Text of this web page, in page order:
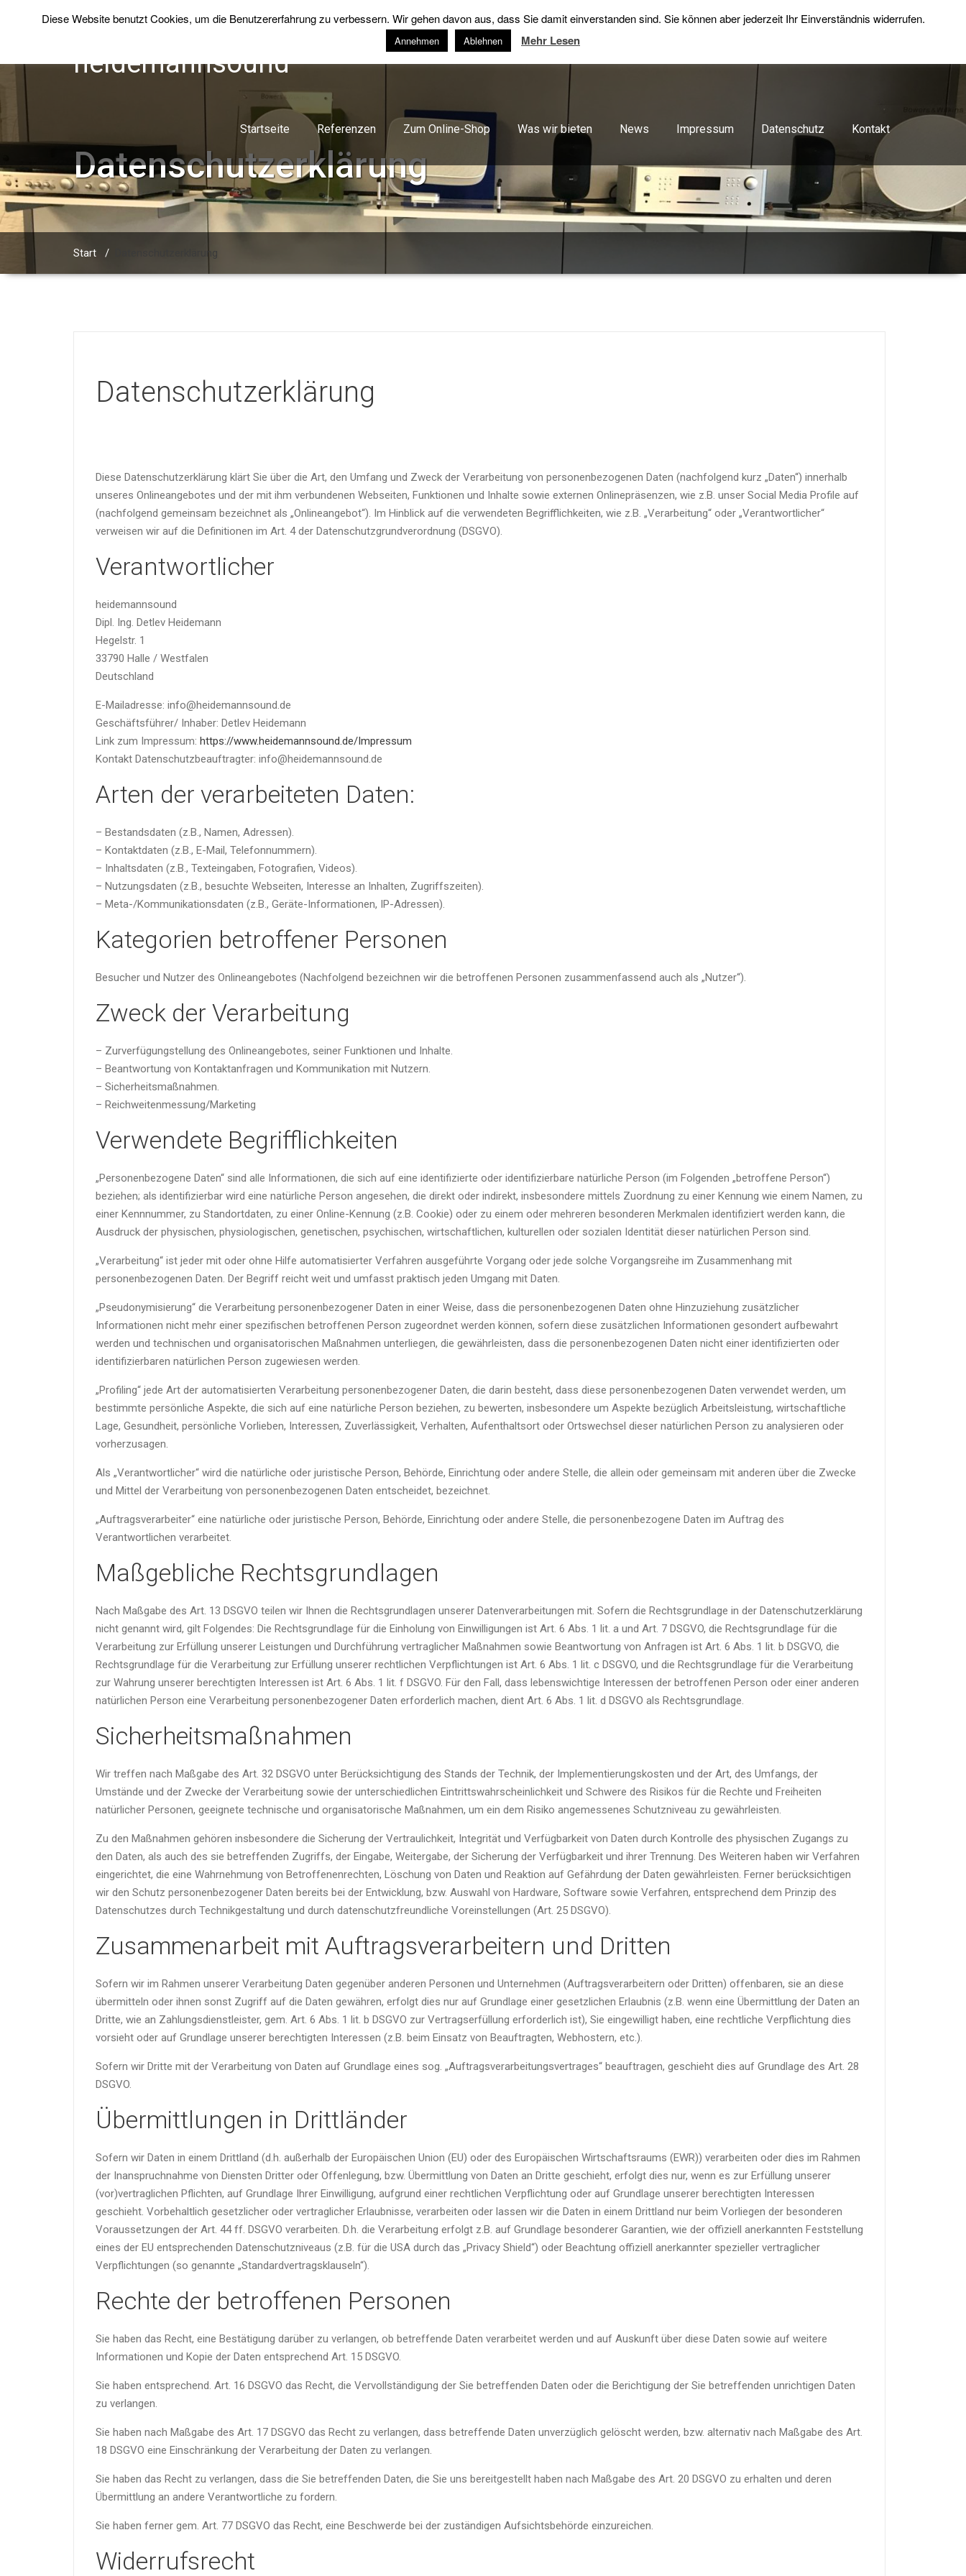
++49 (0)5201-3241 info@heidemannsound.de
heidemannsound
Startseite Referenzen Zum Online-Shop Was wir bieten News Impressum Datenschutz Kontakt
Datenschutzerklärung
Start / Datenschutzerklärung
Datenschutzerklärung
Diese Datenschutzerklärung klärt Sie über die Art, den Umfang und Zweck der Verarbeitung von personenbezogenen Daten (nachfolgend kurz „Daten“) innerhalb
unseres Onlineangebotes und der mit ihm verbundenen Webseiten, Funktionen und Inhalte sowie externen Onlinepräsenzen, wie z.B. unser Social Media Profile auf
(nachfolgend gemeinsam bezeichnet als „Onlineangebot“). Im Hinblick auf die verwendeten Begrifflichkeiten, wie z.B. „Verarbeitung“ oder „Verantwortlicher“
verweisen wir auf die Definitionen im Art. 4 der Datenschutzgrundverordnung (DSGVO).
Verantwortlicher
heidemannsound
Dipl. Ing. Detlev Heidemann
Hegelstr. 1
33790 Halle / Westfalen
Deutschland
E-Mailadresse: info@heidemannsound.de
Geschäftsführer/ Inhaber: Detlev Heidemann
Link zum Impressum: https://www.heidemannsound.de/Impressum
Kontakt Datenschutzbeauftragter: info@heidemannsound.de
Arten der verarbeiteten Daten:
– Bestandsdaten (z.B., Namen, Adressen).
– Kontaktdaten (z.B., E-Mail, Telefonnummern).
– Inhaltsdaten (z.B., Texteingaben, Fotografien, Videos).
– Nutzungsdaten (z.B., besuchte Webseiten, Interesse an Inhalten, Zugriffszeiten).
– Meta-/Kommunikationsdaten (z.B., Geräte-Informationen, IP-Adressen).
Kategorien betroffener Personen
Besucher und Nutzer des Onlineangebotes (Nachfolgend bezeichnen wir die betroffenen Personen zusammenfassend auch als „Nutzer“).
Zweck der Verarbeitung
– Zurverfügungstellung des Onlineangebotes, seiner Funktionen und Inhalte.
– Beantwortung von Kontaktanfragen und Kommunikation mit Nutzern.
– Sicherheitsmaßnahmen.
– Reichweitenmessung/Marketing
Verwendete Begrifflichkeiten
„Personenbezogene Daten“ sind alle Informationen, die sich auf eine identifizierte oder identifizierbare natürliche Person (im Folgenden „betroffene Person“)
beziehen; als identifizierbar wird eine natürliche Person angesehen, die direkt oder indirekt, insbesondere mittels Zuordnung zu einer Kennung wie einem Namen, zu
einer Kennnummer, zu Standortdaten, zu einer Online-Kennung (z.B. Cookie) oder zu einem oder mehreren besonderen Merkmalen identifiziert werden kann, die
Ausdruck der physischen, physiologischen, genetischen, psychischen, wirtschaftlichen, kulturellen oder sozialen Identität dieser natürlichen Person sind.
„Verarbeitung“ ist jeder mit oder ohne Hilfe automatisierter Verfahren ausgeführte Vorgang oder jede solche Vorgangsreihe im Zusammenhang mit
personenbezogenen Daten. Der Begriff reicht weit und umfasst praktisch jeden Umgang mit Daten.
„Pseudonymisierung“ die Verarbeitung personenbezogener Daten in einer Weise, dass die personenbezogenen Daten ohne Hinzuziehung zusätzlicher
Informationen nicht mehr einer spezifischen betroffenen Person zugeordnet werden können, sofern diese zusätzlichen Informationen gesondert aufbewahrt
werden und technischen und organisatorischen Maßnahmen unterliegen, die gewährleisten, dass die personenbezogenen Daten nicht einer identifizierten oder
identifizierbaren natürlichen Person zugewiesen werden.
„Profiling“ jede Art der automatisierten Verarbeitung personenbezogener Daten, die darin besteht, dass diese personenbezogenen Daten verwendet werden, um
bestimmte persönliche Aspekte, die sich auf eine natürliche Person beziehen, zu bewerten, insbesondere um Aspekte bezüglich Arbeitsleistung, wirtschaftliche
Lage, Gesundheit, persönliche Vorlieben, Interessen, Zuverlässigkeit, Verhalten, Aufenthaltsort oder Ortswechsel dieser natürlichen Person zu analysieren oder
vorherzusagen.
Als „Verantwortlicher“ wird die natürliche oder juristische Person, Behörde, Einrichtung oder andere Stelle, die allein oder gemeinsam mit anderen über die Zwecke
und Mittel der Verarbeitung von personenbezogenen Daten entscheidet, bezeichnet.
„Auftragsverarbeiter“ eine natürliche oder juristische Person, Behörde, Einrichtung oder andere Stelle, die personenbezogene Daten im Auftrag des
Verantwortlichen verarbeitet.
Maßgebliche Rechtsgrundlagen
Nach Maßgabe des Art. 13 DSGVO teilen wir Ihnen die Rechtsgrundlagen unserer Datenverarbeitungen mit. Sofern die Rechtsgrundlage in der Datenschutzerklärung
nicht genannt wird, gilt Folgendes: Die Rechtsgrundlage für die Einholung von Einwilligungen ist Art. 6 Abs. 1 lit. a und Art. 7 DSGVO, die Rechtsgrundlage für die
Verarbeitung zur Erfüllung unserer Leistungen und Durchführung vertraglicher Maßnahmen sowie Beantwortung von Anfragen ist Art. 6 Abs. 1 lit. b DSGVO, die
Rechtsgrundlage für die Verarbeitung zur Erfüllung unserer rechtlichen Verpflichtungen ist Art. 6 Abs. 1 lit. c DSGVO, und die Rechtsgrundlage für die Verarbeitung
zur Wahrung unserer berechtigten Interessen ist Art. 6 Abs. 1 lit. f DSGVO. Für den Fall, dass lebenswichtige Interessen der betroffenen Person oder einer anderen
natürlichen Person eine Verarbeitung personenbezogener Daten erforderlich machen, dient Art. 6 Abs. 1 lit. d DSGVO als Rechtsgrundlage.
Sicherheitsmaßnahmen
Wir treffen nach Maßgabe des Art. 32 DSGVO unter Berücksichtigung des Stands der Technik, der Implementierungskosten und der Art, des Umfangs, der
Umstände und der Zwecke der Verarbeitung sowie der unterschiedlichen Eintrittswahrscheinlichkeit und Schwere des Risikos für die Rechte und Freiheiten
natürlicher Personen, geeignete technische und organisatorische Maßnahmen, um ein dem Risiko angemessenes Schutzniveau zu gewährleisten.
Zu den Maßnahmen gehören insbesondere die Sicherung der Vertraulichkeit, Integrität und Verfügbarkeit von Daten durch Kontrolle des physischen Zugangs zu
den Daten, als auch des sie betreffenden Zugriffs, der Eingabe, Weitergabe, der Sicherung der Verfügbarkeit und ihrer Trennung. Des Weiteren haben wir Verfahren
eingerichtet, die eine Wahrnehmung von Betroffenenrechten, Löschung von Daten und Reaktion auf Gefährdung der Daten gewährleisten. Ferner berücksichtigen
wir den Schutz personenbezogener Daten bereits bei der Entwicklung, bzw. Auswahl von Hardware, Software sowie Verfahren, entsprechend dem Prinzip des
Datenschutzes durch Technikgestaltung und durch datenschutzfreundliche Voreinstellungen (Art. 25 DSGVO).
Zusammenarbeit mit Auftragsverarbeitern und Dritten
Sofern wir im Rahmen unserer Verarbeitung Daten gegenüber anderen Personen und Unternehmen (Auftragsverarbeitern oder Dritten) offenbaren, sie an diese
übermitteln oder ihnen sonst Zugriff auf die Daten gewähren, erfolgt dies nur auf Grundlage einer gesetzlichen Erlaubnis (z.B. wenn eine Übermittlung der Daten an
Dritte, wie an Zahlungsdienstleister, gem. Art. 6 Abs. 1 lit. b DSGVO zur Vertragserfüllung erforderlich ist), Sie eingewilligt haben, eine rechtliche Verpflichtung dies
vorsieht oder auf Grundlage unserer berechtigten Interessen (z.B. beim Einsatz von Beauftragten, Webhostern, etc.).
Sofern wir Dritte mit der Verarbeitung von Daten auf Grundlage eines sog. „Auftragsverarbeitungsvertrages“ beauftragen, geschieht dies auf Grundlage des Art. 28
DSGVO.
Übermittlungen in Drittländer
Sofern wir Daten in einem Drittland (d.h. außerhalb der Europäischen Union (EU) oder des Europäischen Wirtschaftsraums (EWR)) verarbeiten oder dies im Rahmen
der Inanspruchnahme von Diensten Dritter oder Offenlegung, bzw. Übermittlung von Daten an Dritte geschieht, erfolgt dies nur, wenn es zur Erfüllung unserer
(vor)vertraglichen Pflichten, auf Grundlage Ihrer Einwilligung, aufgrund einer rechtlichen Verpflichtung oder auf Grundlage unserer berechtigten Interessen
geschieht. Vorbehaltlich gesetzlicher oder vertraglicher Erlaubnisse, verarbeiten oder lassen wir die Daten in einem Drittland nur beim Vorliegen der besonderen
Voraussetzungen der Art. 44 ff. DSGVO verarbeiten. D.h. die Verarbeitung erfolgt z.B. auf Grundlage besonderer Garantien, wie der offiziell anerkannten Feststellung
eines der EU entsprechenden Datenschutzniveaus (z.B. für die USA durch das „Privacy Shield“) oder Beachtung offiziell anerkannter spezieller vertraglicher
Verpflichtungen (so genannte „Standardvertragsklauseln“).
Rechte der betroffenen Personen
Sie haben das Recht, eine Bestätigung darüber zu verlangen, ob betreffende Daten verarbeitet werden und auf Auskunft über diese Daten sowie auf weitere
Informationen und Kopie der Daten entsprechend Art. 15 DSGVO.
Sie haben entsprechend. Art. 16 DSGVO das Recht, die Vervollständigung der Sie betreffenden Daten oder die Berichtigung der Sie betreffenden unrichtigen Daten
zu verlangen.
Sie haben nach Maßgabe des Art. 17 DSGVO das Recht zu verlangen, dass betreffende Daten unverzüglich gelöscht werden, bzw. alternativ nach Maßgabe des Art.
18 DSGVO eine Einschränkung der Verarbeitung der Daten zu verlangen.
Sie haben das Recht zu verlangen, dass die Sie betreffenden Daten, die Sie uns bereitgestellt haben nach Maßgabe des Art. 20 DSGVO zu erhalten und deren
Übermittlung an andere Verantwortliche zu fordern.
Sie haben ferner gem. Art. 77 DSGVO das Recht, eine Beschwerde bei der zuständigen Aufsichtsbehörde einzureichen.
Widerrufsrecht
Diese Website benutzt Cookies, um die Benutzererfahrung zu verbessern. Wir gehen davon aus, dass Sie damit einverstanden sind. Sie können aber jederzeit Ihr Einverständnis widerrufen.
Annehmen Ablehnen Mehr Lesen